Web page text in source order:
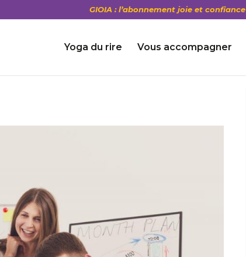
GIOIA : l’abonnement joie et confiance
Yoga du rire Vous accompagner